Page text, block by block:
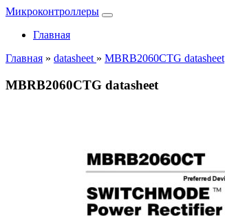
Микроконтроллеры
Главная
Главная » datasheet » MBRB2060CTG datasheet
MBRB2060CTG datasheet